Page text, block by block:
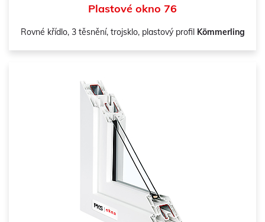
Plastové okno 76
Rovné křídlo, 3 těsnění, trojsklo, plastový profil Kömmerling